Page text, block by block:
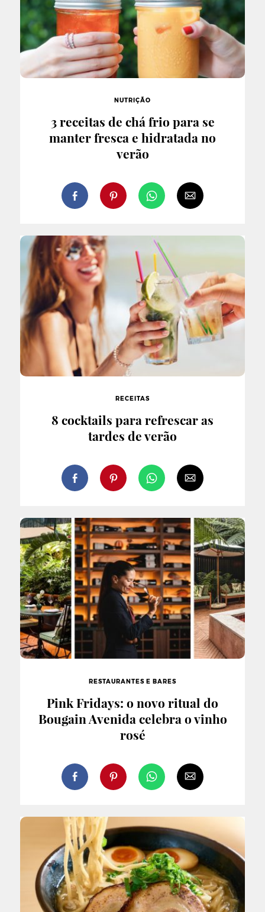
NUTRIÇÃO
3 receitas de chá frio para se
manter fresca e hidratada no
verão
RECEITAS
8 cocktails para refrescar as
tardes de verão
RESTAURANTES E BARES
Pink Fridays: o novo ritual do
Bougain Avenida celebra o vinho
rosé